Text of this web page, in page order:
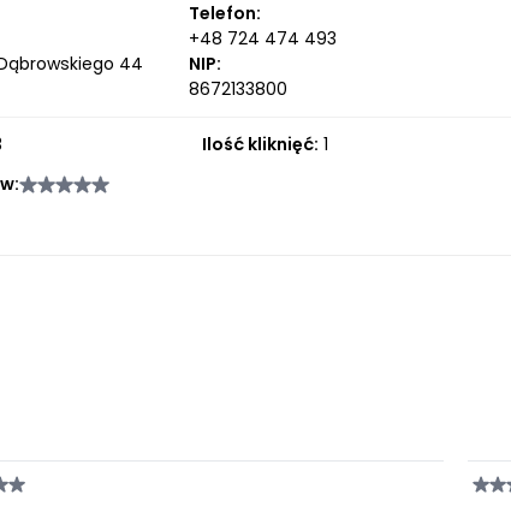
44
Telefon:
+48 724 474 493
NIP:
8672133800
Ilość kliknięć: 1